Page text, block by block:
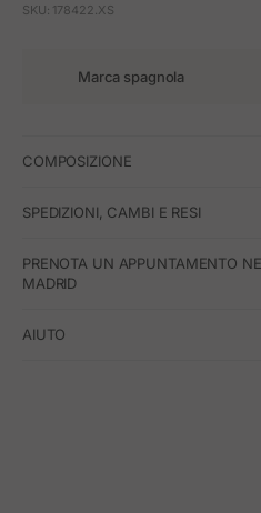
SKU: 178422.XS
Marca spagnola
COMPOSIZIONE
SPEDIZIONI, CAMBI E RESI
PRENOTA UN APPUNTAMENTO
MADRID
AIUTO